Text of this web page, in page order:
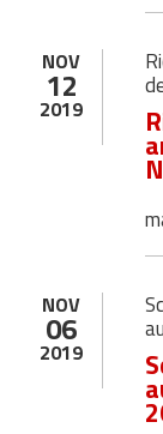
NOV
12
2019
NOV
06
2019